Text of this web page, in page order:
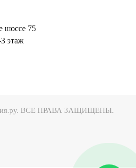
шоссе 75
этаж
ВСЕ ПРАВА ЗАЩИЩЕНЫ.